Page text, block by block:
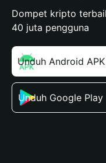
Dompet kripto
40 juta pengguna
Unduh Android APK
Unduh Google Play